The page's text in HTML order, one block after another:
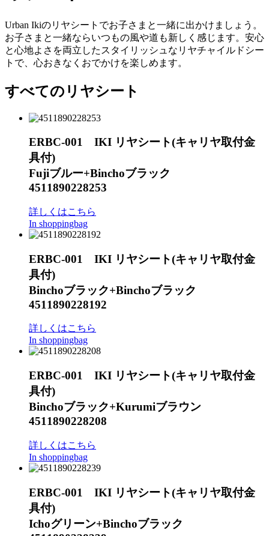
Urban Ikiのリヤシートでお子さまと一緒に出かけましょう。
お子さまと一緒ならいつもの風や道も新しく感じます。安心
と心地よさを両立したスタイリッシュなリヤチャイルドシー
トで、心おきなくおでかけを楽しめます。
すべてのリヤシート
ERBC-001 IKI リヤシート(キャリヤ取付金
具付)
Fujiブルー+Binchoブラック
4511890228253
詳しくはこちら
In shoppingbag
ERBC-001 IKI リヤシート(キャリヤ取付金
具付)
Binchoブラック+Binchoブラック
4511890228192
詳しくはこちら
In shoppingbag
ERBC-001 IKI リヤシート(キャリヤ取付金
具付)
Binchoブラック+Kurumiブラウン
4511890228208
詳しくはこちら
In shoppingbag
ERBC-001 IKI リヤシート(キャリヤ取付金
具付)
Ichoグリーン+Binchoブラック